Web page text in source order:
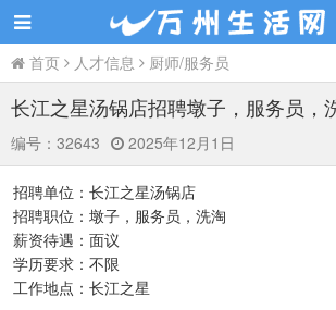
首页 人才信息 厨师/服务员
长江之星汤锅店招聘墩子，服务员，
编号： 32643 2025年12月1日
招聘单位：长江之星汤锅店
招聘职位：墩子，服务员，洗淘
薪资待遇：面议
学历要求：不限
工作地点：长江之星